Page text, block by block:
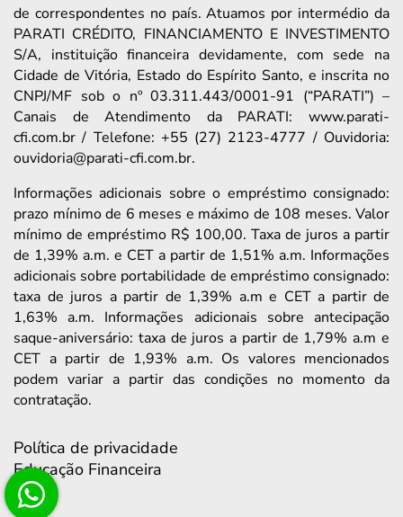
de correspondentes no país. Atuamos por intermédio da
PARATI CRÉDITO, FINANCIAMENTO E INVESTIMENTO
S/A, instituição financeira devidamente, com sede na
Cidade de Vitória, Estado do Espírito Santo, e inscrita no
CNPJ/MF sob o nº 03.311.443/0001-91 (“PARATI”) –
Canais de Atendimento da PARATI: www.parati-
cfi.com.br / Telefone: +55 (27) 2123-4777 / Ouvidoria:
ouvidoria@parati-cfi.com.br.
Informações adicionais sobre o empréstimo consignado:
prazo mínimo de 6 meses e máximo de 108 meses. Valor
mínimo de empréstimo R$ 100,00. Taxa de juros a partir
de 1,39% a.m. e CET a partir de 1,51% a.m. Informações
adicionais sobre portabilidade de empréstimo consignado:
taxa de juros a partir de 1,39% a.m e CET a partir de
1,63% a.m. Informações adicionais sobre antecipação
saque-aniversário: taxa de juros a partir de 1,79% a.m e
CET a partir de 1,93% a.m. Os valores mencionados
podem variar a partir das condições no momento da
contratação.
Política de privacidade
Educação Financeira